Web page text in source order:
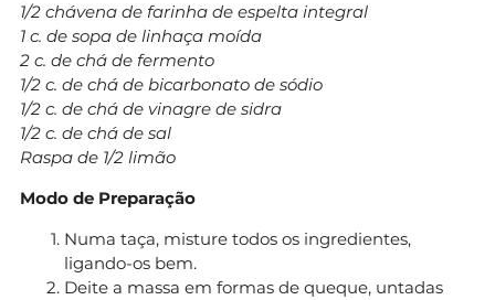
1/2 chávena de farinha de espelta integral
1 c. de sopa de linhaça moída
2 c. de chá de fermento
1/2 c. de chá de bicarbonato de sódio
1/2 c. de chá de vinagre de sidra
1/2 c. de chá de sal
Raspa de 1/2 limão
Modo de Preparação
Numa taça, misture todos os ingredientes,
ligando-os bem.
Deite a massa em formas de queque, untadas